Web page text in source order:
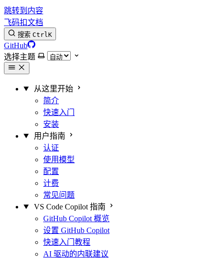
跳转到内容
飞码扣文档
搜索 CtrlK
GitHub
选择主题
从这里开始
简介
快速入门
安装
用户指南
认证
使用模型
配置
计费
常见问题
VS Code Copilot 指南
GitHub Copilot 概览
设置 GitHub Copilot
快速入门教程
AI 驱动的内联建议